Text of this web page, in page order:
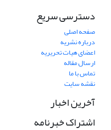
دسترسی سریع
صفحه اصلی
درباره نشریه
اعضای هیات تحریریه
ارسال مقاله
تماس با ما
نقشه سایت
آخرین اخبار
اشتراک خبرنامه